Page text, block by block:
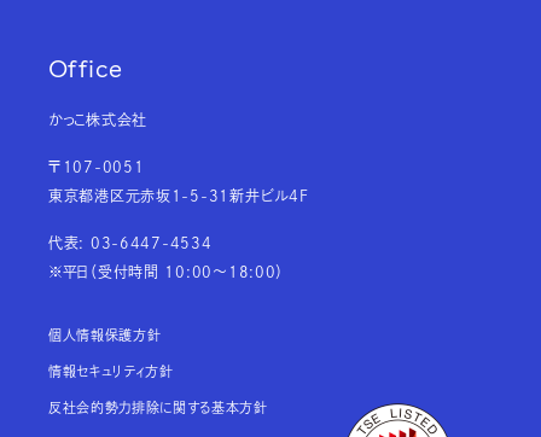
Office
かっこ株式会社
〒107-0051
東京都港区元赤坂1-5-31新井ビル4F
代表: 03-6447-4534
※平日（受付時間 10:00～18:00）
個人情報保護方針
情報セキュリティ方針
反社会的勢力排除に関する基本方針